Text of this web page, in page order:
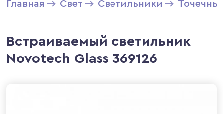
Главная Свет Светильники
Встраиваемый светильник
Novotech Glass 369126